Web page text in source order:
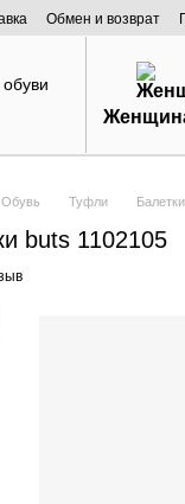
Обмен и возврат
О нас
Обувь Туфли Балетки
buts 1102105